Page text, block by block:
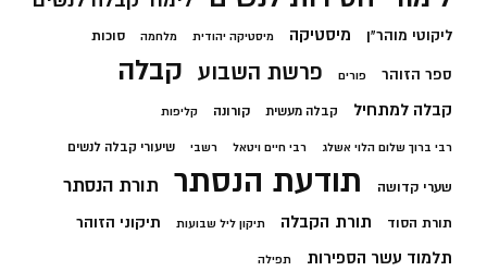
ליקוטי מוהר"ן מיסטיקה מיסטיקה יהודית מלחמה סוכות
ספר הזוהר פורים פרשת השבוע קבלה
קבלה למתחיל קבלה מעשית קורונה קליפות
רבי ברוך שלום הלוי אשלג רבי חיים ויטאל רשבי שיעורי קבלה לנשים
שערי קדושה תודעת הנסתר תורת הנסתר
תורת הסוד תורת הקבלה תיקון ליל שבועות תיקוני הזוהר
תלמוד עשר הספירות תפילה